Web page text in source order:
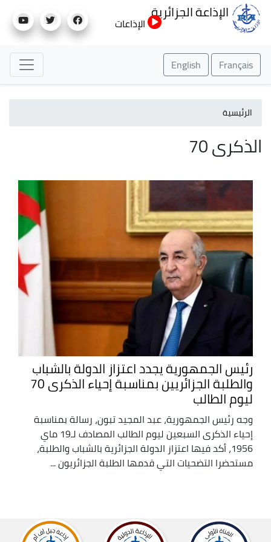
إلى
الإذاعة الجزائرية
الإذاعات
Français
English
الرئيسية
الذكرى 70
رئيس الجمهورية يجدد اعتزاز الدولة بالشباب
والطلبة الجزائريين بمناسبة إحياء الذكرى 70
ليوم الطالب
وجه رئيس الجمهورية، عبد المجيد تبون، رسالة بمناسبة
إحياء الذكرى السبعين ليوم الطالب المصادف لـ19 ماي
1956، أكد فيها اعتزاز الدولة الجزائرية بالشباب والطلبة،
مستحضرا التضحيات التي قدمها الطلبة الجزائريون ...